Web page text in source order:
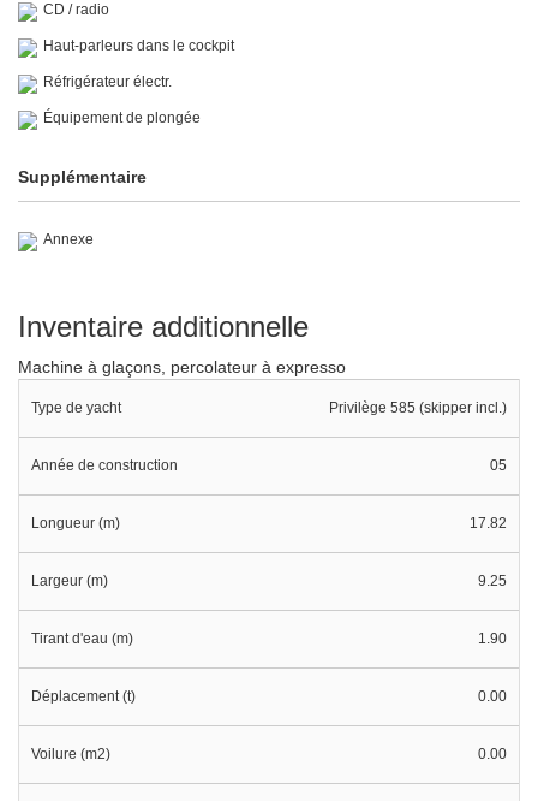
CD / radio
Haut-parleurs dans le cockpit
Réfrigérateur électr.
Équipement de plongée
Supplémentaire
Annexe
Inventaire additionnelle
Machine à glaçons, percolateur à expresso
Type de yacht Privilège 585 (skipper incl.)
Année de construction 05
Longueur (m) 17.82
Largeur (m) 9.25
Tirant d'eau (m) 1.90
Déplacement (t) 0.00
Voilure (m2) 0.00